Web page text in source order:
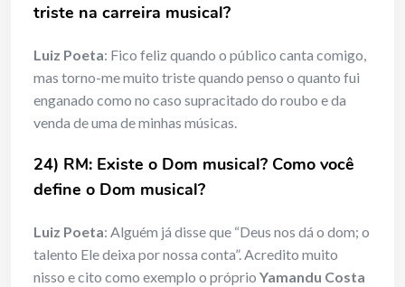
triste na carreira musical?
Luiz Poeta: Fico feliz quando o público canta comigo,
mas torno-me muito triste quando penso o quanto fui
enganado como no caso supracitado do roubo e da
venda de uma de minhas músicas.
24) RM: Existe o Dom musical? Como você
define o Dom musical?
Luiz Poeta: Alguém já disse que “Deus nos dá o dom; o
talento Ele deixa por nossa conta”. Acredito muito
nisso e cito como exemplo o próprio Yamandu Costa